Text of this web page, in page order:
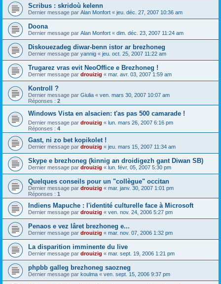
Scribus : skridoù kelenn
Dernier message par Alan Monfort « jeu. déc. 27, 2007 10:36 am
Doona
Dernier message par Alan Monfort « dim. déc. 23, 2007 11:24 am
Diskouezadeg diwar-benn istor ar brezhoneg
Dernier message par yannig « jeu. oct. 25, 2007 11:22 am
Trugarez vras evit NeoOffice e Brezhoneg !
Dernier message par drouizig « mar. avr. 03, 2007 1:59 am
Kontroll ?
Dernier message par Giulia « ven. mars 30, 2007 10:07 am
Réponses : 2
Windows Vista en alsacien: t'as pas 500 camarade !
Dernier message par drouizig « lun. mars 26, 2007 6:16 pm
Réponses : 4
Gast, ni zo bet kopikolet !
Dernier message par drouizig « jeu. mars 15, 2007 11:34 am
Skype e brezhoneg (kinnig an droidigezh gant Diwan SB)
Dernier message par drouizig « lun. févr. 05, 2007 5:30 pm
Quelques conseils pour un "collègue" occitan
Dernier message par drouizig « mar. janv. 30, 2007 1:01 pm
Réponses : 1
Indiens Mapuche : l'identité culturelle face à Microsoft
Dernier message par drouizig « ven. nov. 24, 2006 5:27 pm
Penaos e vez lâret brezhoneg e...
Dernier message par drouizig « mar. nov. 07, 2006 1:32 pm
La disparition imminente du live
Dernier message par drouizig « mar. sept. 19, 2006 1:21 pm
phpbb galleg brezhoneg saozneg
Dernier message par koulma « ven. sept. 15, 2006 9:37 pm